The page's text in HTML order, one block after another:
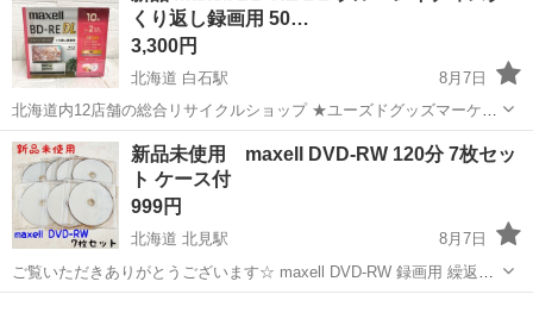
くり返し録画用 50…
3,300円
北海道 白石駅
8月7日
北海道内12店舗の総合リサイクルショップ ★ユーズドグッズマーケッ
ト★ アウトレットモノハウス白石店 ※営業時間外のお問い合わせは
翌営業日に順次ご返答させていただきます。 営業時間 9:30～
19:30 ...
北海道 札幌市 白石駅 映像プレーヤー、レコーダー
アウトレットモノハウス
新品未使用 maxell DVD-RW 120分 7枚セッ
ト ケース付
999円
北海道 北見駅
8月7日
ご覧いただきありがとうございます☆ maxell DVD-RW 録画用 繰返し
120分 7枚セット 新品未開封です。 目立った傷や汚れもありませんが